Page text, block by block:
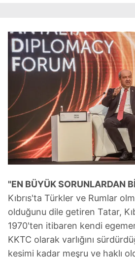
"EN BÜYÜK SORUNLARDAN
Kıbrıs'ta Türkler ve Rumlar
olduğunu dile getiren Tatar,
1970'ten itibaren kendi
KKTC olarak varlığını
kesimi kadar meşru ve haklı